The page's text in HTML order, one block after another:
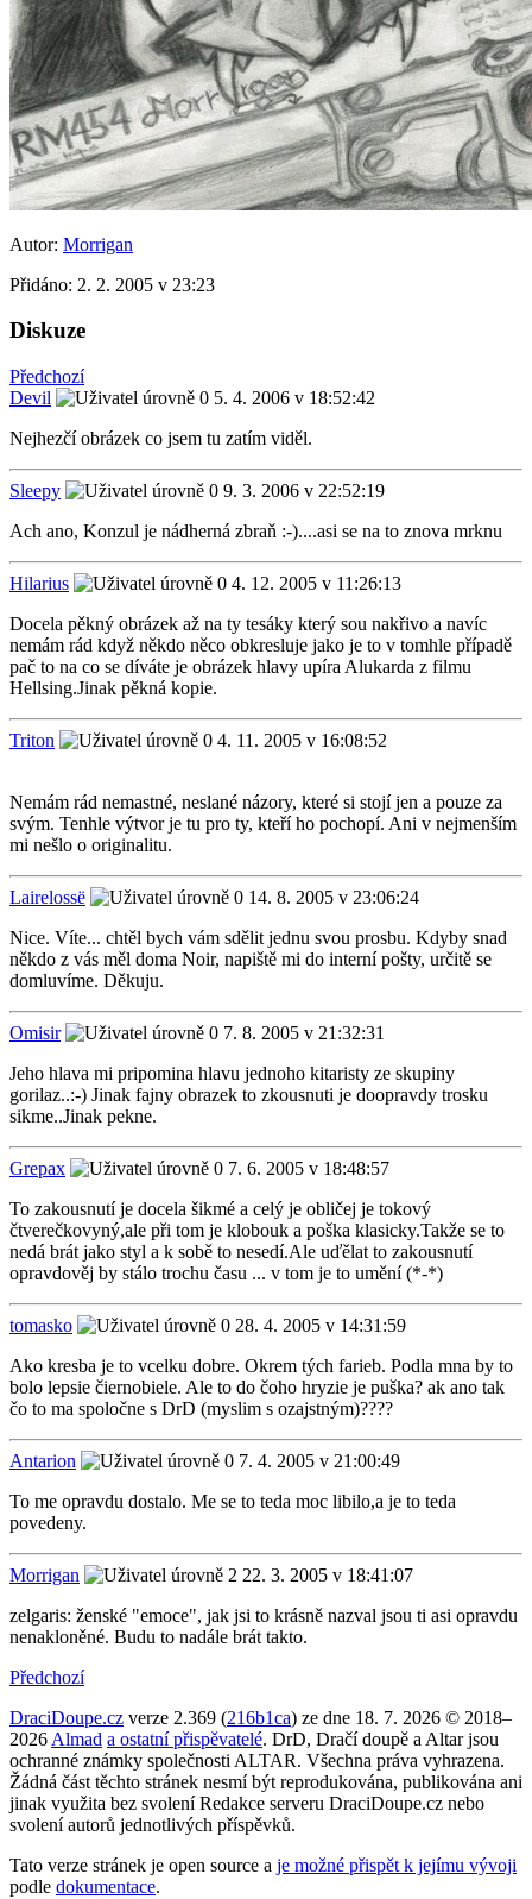
Autor: Morrigan
Přidáno: 2. 2. 2005 v 23:23
Diskuze
Předchozí
Devil
5. 4. 2006 v 18:52:42
Nejhezčí obrázek co jsem tu zatím viděl.
Sleepy
9. 3. 2006 v 22:52:19
Ach ano, Konzul je nádherná zbraň :-)....asi se na to znova mrknu
Hilarius
4. 12. 2005 v 11:26:13
Docela pěkný obrázek až na ty tesáky který sou nakřivo a navíc
nemám rád když někdo něco obkresluje jako je to v tomhle případě
pač to na co se díváte je obrázek hlavy upíra Alukarda z filmu
Hellsing.Jinak pěkná kopie.
Triton 4. 11. 2005 v 16:08:52
Nemám rád nemastné, neslané názory, které si stojí jen a pouze za
svým. Tenhle výtvor je tu pro ty, kteří ho pochopí. Ani v nejmenším
mi nešlo o originalitu.
Lairelossë
14. 8. 2005 v 23:06:24
Nice. Víte... chtěl bych vám sdělit jednu svou prosbu. Kdyby snad
někdo z vás měl doma Noir, napiště mi do interní pošty, určitě se
domluvíme. Děkuju.
Omisir
7. 8. 2005 v 21:32:31
Jeho hlava mi pripomina hlavu jednoho kitaristy ze skupiny
gorilaz..:-) Jinak fajny obrazek to zkousnuti je doopravdy trosku
sikme..Jinak pekne.
Grepax
7. 6. 2005 v 18:48:57
To zakousnutí je docela šikmé a celý je obličej je tokový
čtverečkovyný,ale při tom je klobouk a poška klasicky.Takže se to
nedá brát jako styl a k sobě to nesedí.Ale uďělat to zakousnutí
opravdověj by stálo trochu času ... v tom je to umění (*-*)
tomasko
28. 4. 2005 v 14:31:59
Ako kresba je to vcelku dobre. Okrem tých farieb. Podla mna by to
bolo lepsie čiernobiele. Ale to do čoho hryzie je puška? ak ano tak
čo to ma spoločne s DrD (myslim s ozajstným)????
Antarion
7. 4. 2005 v 21:00:49
To me opravdu dostalo. Me se to teda moc libilo,a je to teda
povedeny.
Morrigan
22. 3. 2005 v 18:41:07
zelgaris: ženské "emoce", jak jsi to krásně nazval jsou ti asi opravdu
nenakloněné. Budu to nadále brát takto.
Předchozí
DraciDoupe.cz verze 2.369 (216b1ca) ze dne 18. 7. 2026 © 2018–
2026 Almad a ostatní přispěvatelé. DrD, Dračí doupě a Altar jsou
ochranné známky společnosti ALTAR. Všechna práva vyhrazena.
Žádná část těchto stránek nesmí být reprodukována, publikována ani
jinak využita bez svolení Redakce serveru DraciDoupe.cz nebo
svolení autorů jednotlivých příspěvků.
Tato verze stránek je open source a je možné přispět k jejímu vývoji
podle dokumentace.